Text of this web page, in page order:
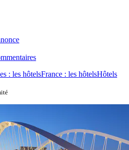
: les hôtelsFrance : les hôtelsHôtels